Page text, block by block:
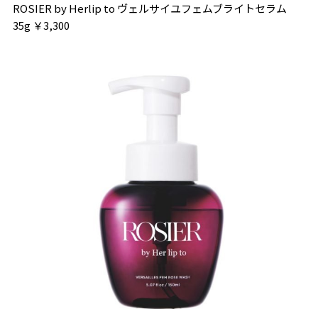
ROSIER by Herlip to ヴェルサイユフェムブライトセラム
35g ￥3,300